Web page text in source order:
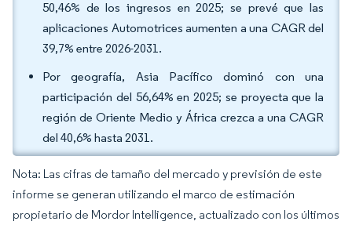
50,46% de los ingresos en 2025; se prevé que las
aplicaciones Automotrices aumenten a una CAGR del
39,7% entre 2026-2031.
Por geografía, Asia Pacífico dominó con una
participación del 56,64% en 2025; se proyecta que la
región de Oriente Medio y África crezca a una CAGR
del 40,6% hasta 2031.
Nota: Las cifras de tamaño del mercado y previsión de este
informe se generan utilizando el marco de estimación
propietario de Mordor Intelligence, actualizado con los últimos